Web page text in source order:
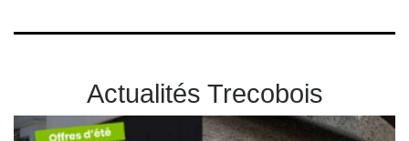
Actualités Trecobois